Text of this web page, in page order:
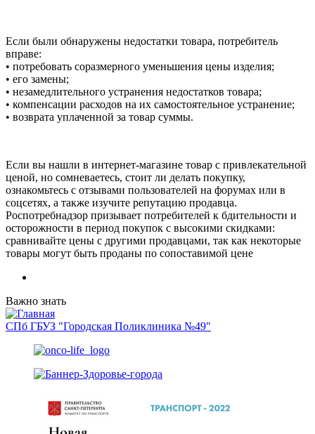
Если были обнаружены недостатки товара, потребитель
вправе:
• потребовать соразмерного уменьшения цены изделия;
• его замены;
• незамедлительного устранения недостатков товара;
• компенсации расходов на их самостоятельное устранение;
• возврата уплаченной за товар суммы.
Если вы нашли в интернет-магазине товар с привлекательной
ценой, но сомневаетесь, стоит ли делать покупку,
ознакомьтесь с отзывами пользователей на форумах или в
соцсетях, а также изучите репутацию продавца.
Роспотребнадзор призывает потребителей к бдительности и
осторожности в период покупок с высокими скидками:
сравнивайте цены с другими продавцами, так как некоторые
товары могут быть проданы по сопоставимой цене
Важно знать
СПб ГБУЗ "Городская Поликлиника №49"